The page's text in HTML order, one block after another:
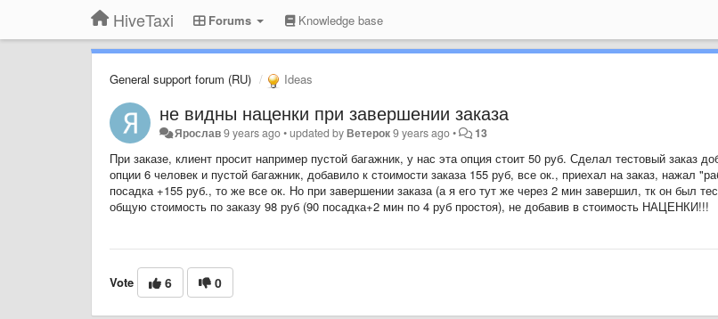
HiveTaxi Forums Knowledge base
General support forum (RU) Ideas
не видны наценки при завершении заказа
Ярослав9 years ago•updated byВетерок9 years ago• 13
При заказе, клиент просит например пустой багажник, у нас эта опция стоит 50 руб. Сделал тестовый заказ
опции 6 человек и пустой багажник, добавило к стоимости заказа 155 руб, все ок., приехал на заказ, нажал
посадка +155 руб., то же все ок. Но при завершении заказа (а я его тут же через 2 мин завершил, тк он был
общую стоимость по заказу 98 руб (90 посадка+2 мин по 4 руб простоя), не добавив в стоимость НАЦЕНКИ!!!
Vote 6 0